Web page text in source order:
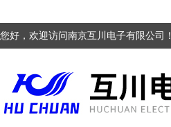
您好，欢迎访问南京互川电子有限公司！